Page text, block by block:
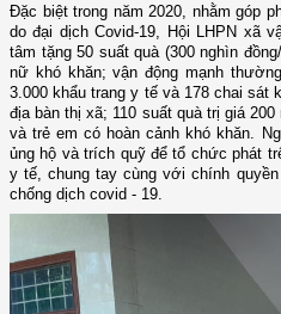
Đặc biệt trong năm 2020, nhằm góp
do đại dịch Covid-19, Hội LHPN xã
tâm tặng 50 suất quà (300 nghìn
nữ khó khăn; vận động mạnh
3.000 khẩu trang y tế và 178 chai sát
địa bàn thị xã; 110 suất quà trị giá
và trẻ em có hoàn cảnh khó khăn.
ủng hộ và trích quỹ để tổ chức phát
y tế, chung tay cùng với chính
chống dịch covid - 19.